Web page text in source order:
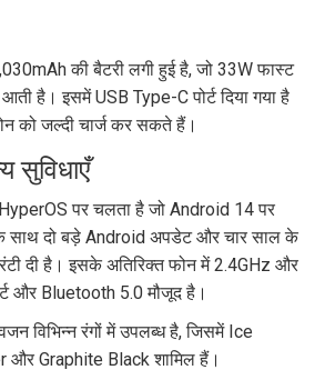
की बैटरी लगी हुई है, जो 33W फास्ट
है। इसमें USB Type-C पोर्ट दिया गया है
को जल्दी चार्ज कर सकते हैं।
सुविधाएँ
पर चलता है जो Android 14 पर
साथ दो बड़े Android अपडेट और चार साल के
दी है। इसके अतिरिक्त फोन में 2.4GHz और
और Bluetooth 5.0 मौजूद है।
विभिन्न रंगों में उपलब्ध है, जिसमें Ice
Graphite Black शामिल हैं।